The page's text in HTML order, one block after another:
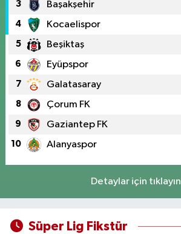
3 Başakşehir
4 Kocaelispor
5 Beşiktaş
6 Eyüpspor
7 Galatasaray
8 Çorum FK
9 Gaziantep FK
10 Alanyaspor
Detaylar için tıklayın
Süper Lig Fikstür